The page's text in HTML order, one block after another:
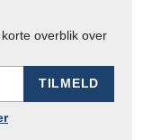
overblik over
TILMELD